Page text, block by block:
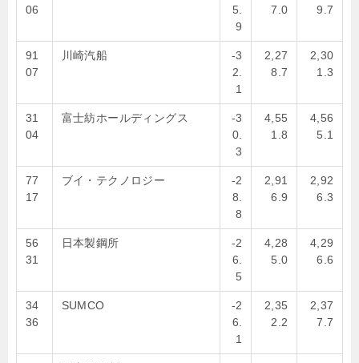
06
5.
9
7.0
9.7
91
07
川崎汽船
-3
2.
1
2,27
8.7
2,30
1.3
31
04
富士紡ホールディングス
-3
0.
3
4,55
1.8
4,56
5.1
77
17
ブイ・テクノロジー
-2
8.
8
2,91
6.9
2,92
6.3
56
31
日本製鋼所
-2
6.
5
4,28
5.0
4,29
6.6
34
36
SUMCO
-2
6.
1
2,35
2.2
2,37
7.7